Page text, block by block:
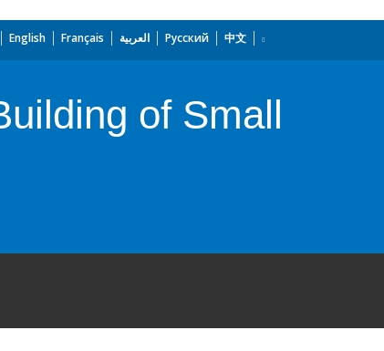
English Français العربية Русский 中文
of Small